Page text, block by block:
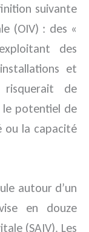
suivante
(OIV) : des «
des
et
risquerait de
le potentiel de
ou la capacité
autour d’un
en douze
(SAIV). Les